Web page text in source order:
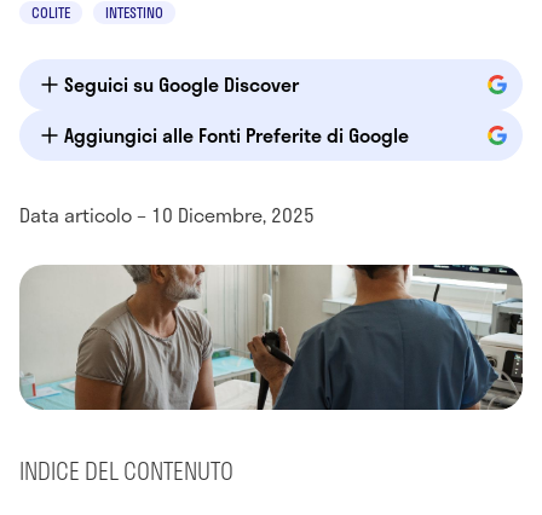
COLITE
INTESTINO
Seguici su Google Discover
Aggiungici alle Fonti Preferite di Google
Data articolo – 10 Dicembre, 2025
INDICE DEL CONTENUTO